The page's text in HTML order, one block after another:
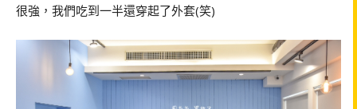
很強，我們吃到一半還穿起了外套(笑)